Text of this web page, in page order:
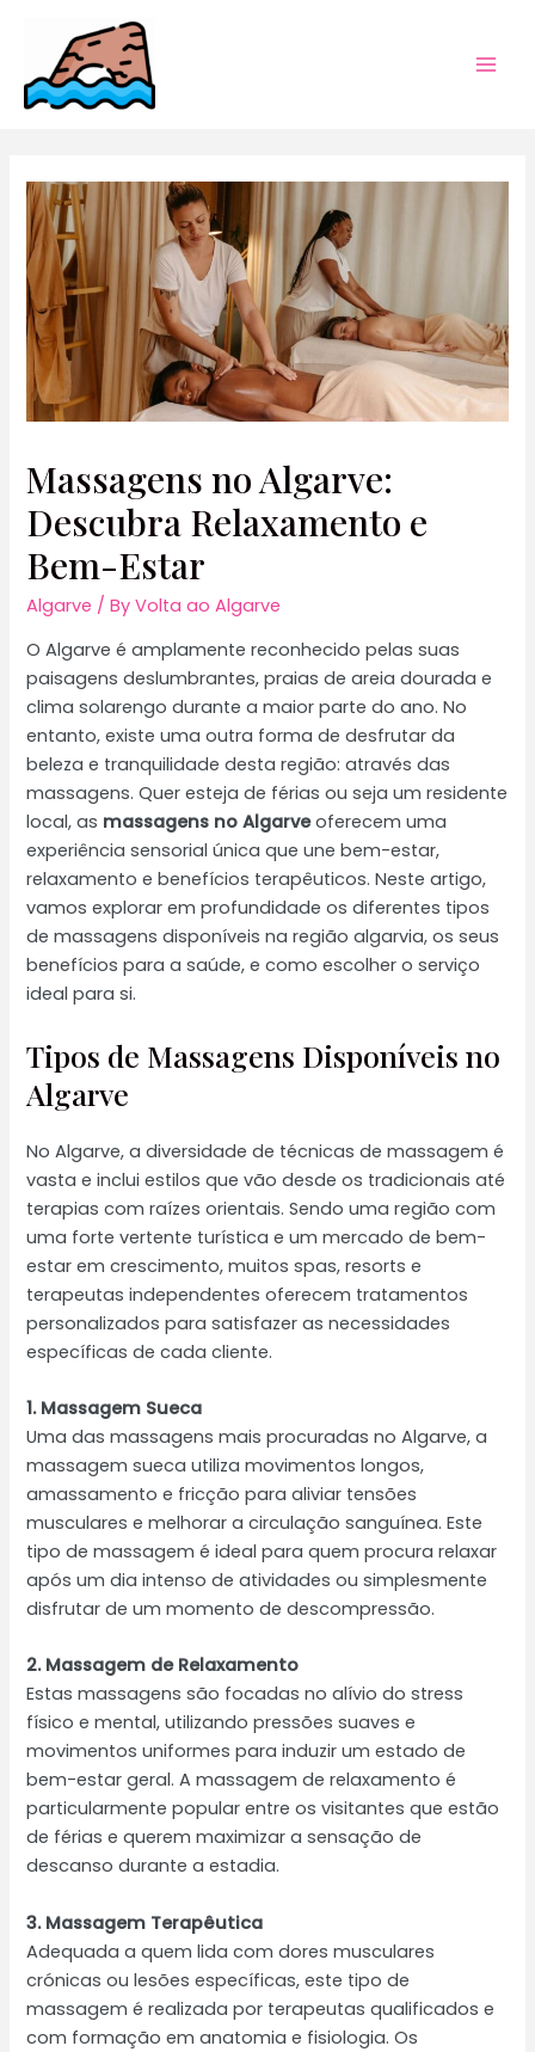
content
Massagens no Algarve:
Descubra Relaxamento e
Bem-Estar
Algarve / ByVolta ao Algarve
O Algarve é amplamente reconhecido pelas suas
paisagens deslumbrantes, praias de areia dourada e
clima solarengo durante a maior parte do ano. No
entanto, existe uma outra forma de desfrutar da
beleza e tranquilidade desta região: através das
massagens. Quer esteja de férias ou seja um residente
local, as massagens no Algarveoferecem uma
experiência sensorial única que une bem-estar,
relaxamento e benefícios terapêuticos. Neste artigo,
vamos explorar em profundidade os diferentes tipos
de massagens disponíveis na região algarvia, os seus
benefícios para a saúde, e como escolher o serviço
ideal para si.
Tipos de Massagens Disponíveis no
Algarve
No Algarve, a diversidade de técnicas de massagem é
vasta e inclui estilos que vão desde os tradicionais até
terapias com raízes orientais. Sendo uma região com
uma forte vertente turística e um mercado de bem-
estar em crescimento, muitos spas, resorts e
terapeutas independentes oferecem tratamentos
personalizados para satisfazer as necessidades
específicas de cada cliente.
1. Massagem Sueca
Uma das massagens mais procuradas no Algarve, a
massagem sueca utiliza movimentos longos,
amassamento e fricção para aliviar tensões
musculares e melhorar a circulação sanguínea. Este
tipo de massagem é ideal para quem procura relaxar
após um dia intenso de atividades ou simplesmente
disfrutar de um momento de descompressão.
2. Massagem de Relaxamento
Estas massagens são focadas no alívio do stress
físico e mental, utilizando pressões suaves e
movimentos uniformes para induzir um estado de
bem-estar geral. A massagem de relaxamento é
particularmente popular entre os visitantes que estão
de férias e querem maximizar a sensação de
descanso durante a estadia.
3. Massagem Terapêutica
Adequada a quem lida com dores musculares
crónicas ou lesões específicas, este tipo de
massagem é realizada por terapeutas qualificados e
com formação em anatomia e fisiologia. Os